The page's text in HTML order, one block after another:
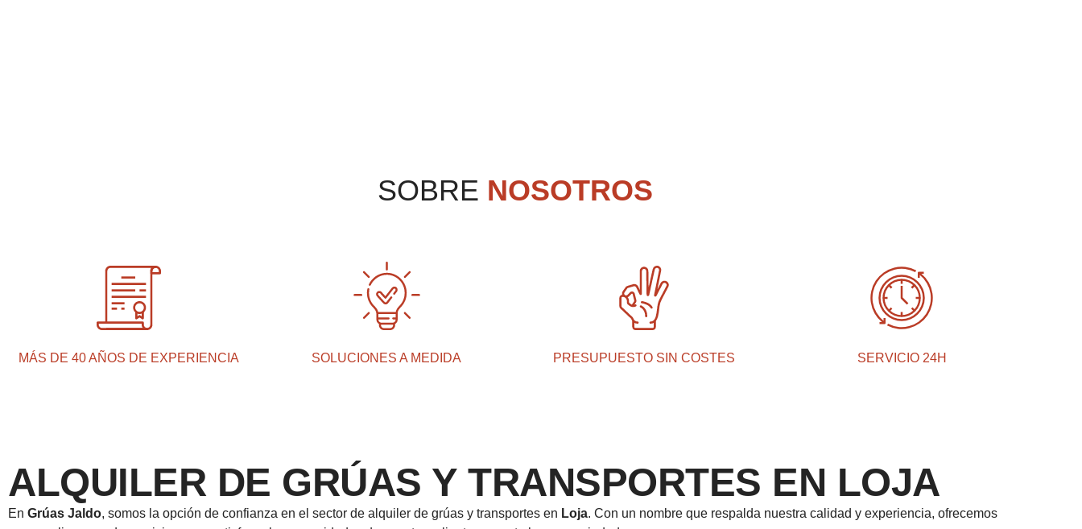
SOBRE NOSOTROS
MÁS DE 40 AÑOS DE EXPERIENCIA SOLUCIONES A MEDIDA PRESUPUESTO SIN COSTES SERVICIO 24H
ALQUILER DE GRÚAS Y TRANSPORTES EN LOJA
En Grúas Jaldo, somos la opción de confianza en el sector de alquiler de grúas y transportes en Loja. Con un nombre que respalda nuestra calidad y experiencia, ofrecemos